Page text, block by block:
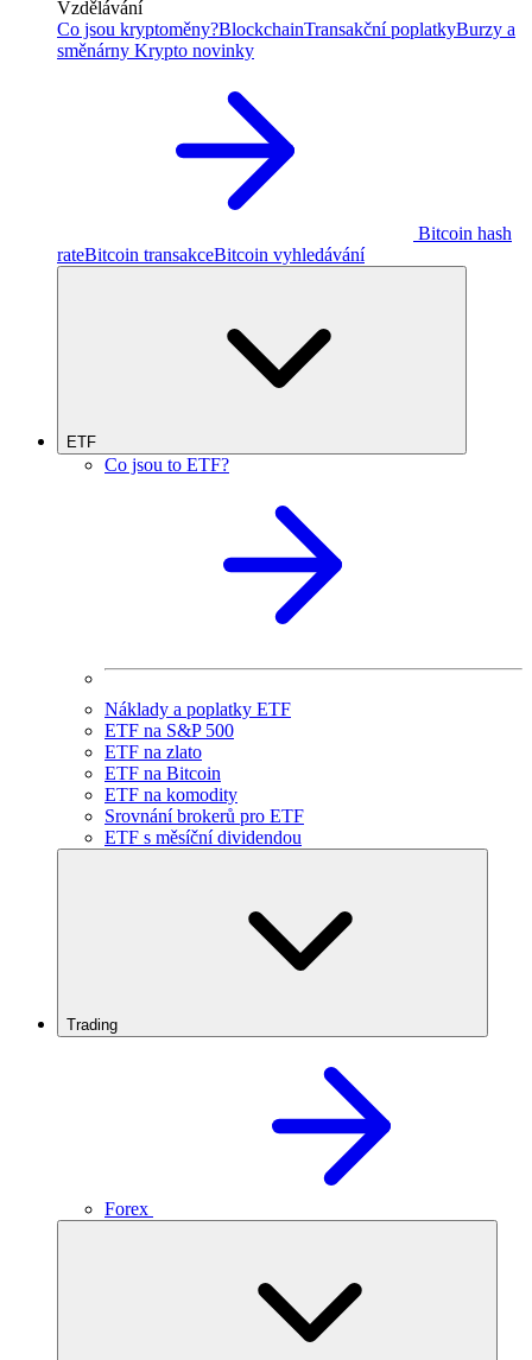
Vzdělávání
Co jsou kryptoměny?BlockchainTransakční poplatkyBurzy a
směnárny Krypto novinky
Bitcoin hash
rateBitcoin transakceBitcoin vyhledávání
ETF
Co jsou to ETF?
Náklady a poplatky ETF
ETF na S&P 500
ETF na zlato
ETF na Bitcoin
ETF na komodity
Srovnání brokerů pro ETF
ETF s měsíční dividendou
Trading
Forex